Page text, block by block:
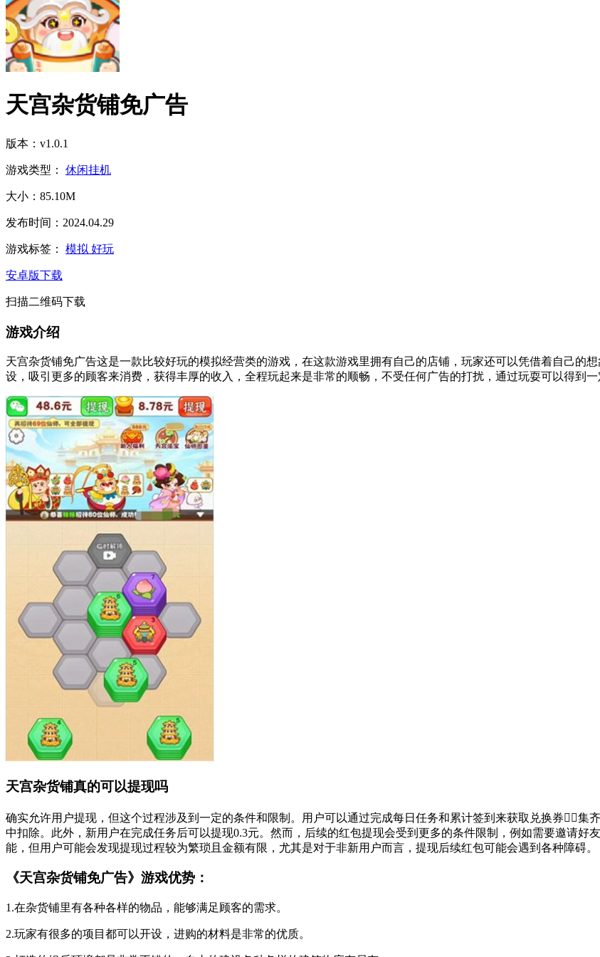
天宫杂货铺免广告
版本：v1.0.1
游戏类型： 休闲挂机
大小：85.10M
发布时间：2024.04.29
游戏标签： 模拟 好玩
安卓版下载
扫描二维码下载
游戏介绍
天宫杂货铺免广告这是一款比较好玩的模拟经营类的游戏，在这款游戏里拥有自己的店铺，玩家还可以凭借着自己的
设，吸引更多的顾客来消费，获得丰厚的收入，全程玩起来是非常的顺畅，不受任何广告的打扰，通过玩耍可以得到一
天宫杂货铺真的可以提现吗
确实允许用户提现，但这个过程涉及到一定的条件和限制。用户可以通过完成每日任务和累计签到来获取兑换券，
中扣除。此外，新用户在完成任务后可以提现0.3元。然而，后续的红包提现会受到更多的条件限制，例如需要邀请好
能，但用户可能会发现提现过程较为繁琐且金额有限，尤其是对于非新用户而言，提现后续红包可能会遇到各种障碍。
《天宫杂货铺免广告》游戏优势：
1.在杂货铺里有各种各样的物品，能够满足顾客的需求。
2.玩家有很多的项目都可以开设，进购的材料是非常的优质。